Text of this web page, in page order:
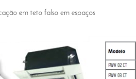
em teto falso em espaços